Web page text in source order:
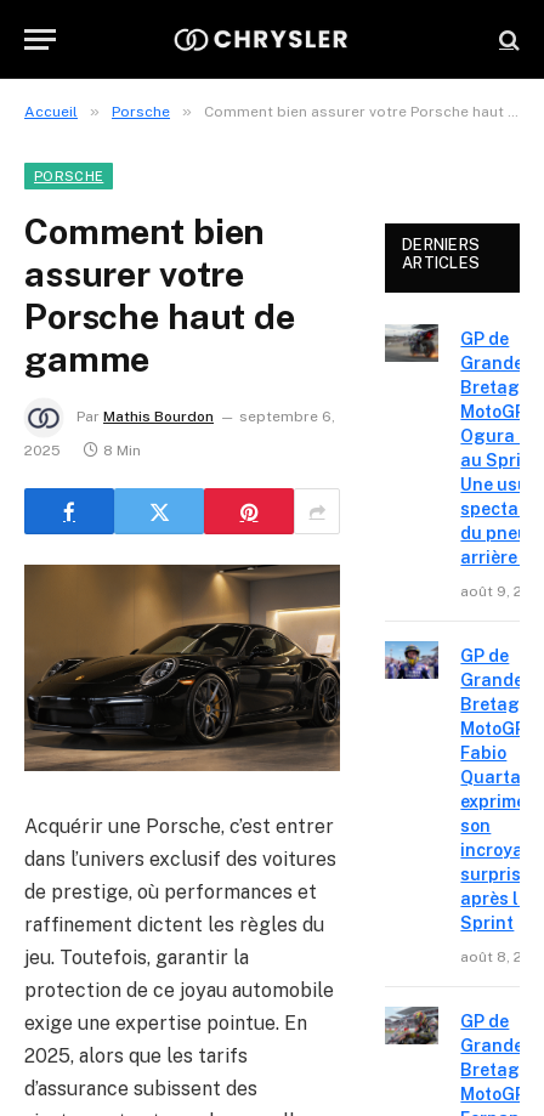
Accueil » Porsche » Comment bien assurer votre Porsche haut de gamme
PORSCHE
Comment bien
assurer votre
Porsche haut de
gamme
Par Mathis Bourdon
septembre 6,
2025
8 Min
Acquérir une Porsche, c’est entrer
dans l’univers exclusif des voitures
de prestige, où performances et
raffinement dictent les règles du
jeu. Toutefois, garantir la
protection de ce joyau automobile
exige une expertise pointue. En
2025, alors que les tarifs
d’assurance subissent des
DERNIERS
ARTICLES
GP de
Grande-
Bretagne
MotoGP –
Ogura
au Sprint
Une
du pneu
arrière »
août 9,
GP de
Grande-
Bretagne
MotoGP :
Fabio
exprime
son
surprise
après le
Sprint
août 8,
GP de
Grande-
Bretagne
MotoGP :